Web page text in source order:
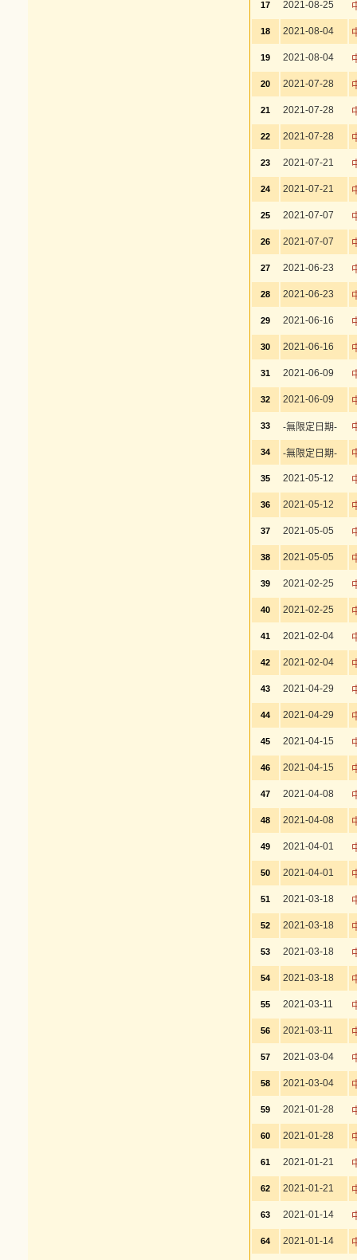
17 2021-08-25
18 2021-08-04
19 2021-08-04
20 2021-07-28
21 2021-07-28
22 2021-07-28
23 2021-07-21
24 2021-07-21
25 2021-07-07
26 2021-07-07
27 2021-06-23
28 2021-06-23
29 2021-06-16
30 2021-06-16
31 2021-06-09
32 2021-06-09
33 -無限定日期-
34 -無限定日期-
35 2021-05-12
36 2021-05-12
37 2021-05-05
38 2021-05-05
39 2021-02-25
40 2021-02-25
41 2021-02-04
42 2021-02-04
43 2021-04-29
44 2021-04-29
45 2021-04-15
46 2021-04-15
47 2021-04-08
48 2021-04-08
49 2021-04-01
50 2021-04-01
51 2021-03-18
52 2021-03-18
53 2021-03-18
54 2021-03-18
55 2021-03-11
56 2021-03-11
57 2021-03-04
58 2021-03-04
59 2021-01-28
60 2021-01-28
61 2021-01-21
62 2021-01-21
63 2021-01-14
64 2021-01-14